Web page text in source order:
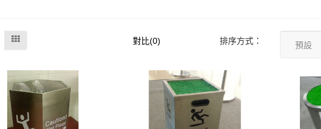
對比(0) 排序方式：